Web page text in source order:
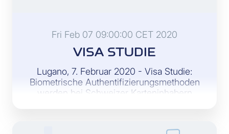
Fri Feb 07 09:00:00 CET 2020
VISA STUDIE
Lugano, 7. Februar 2020 - Visa Studie:
Biometrische Authentifizierungsmethoden
werden bei Schweizer Karteninhabern